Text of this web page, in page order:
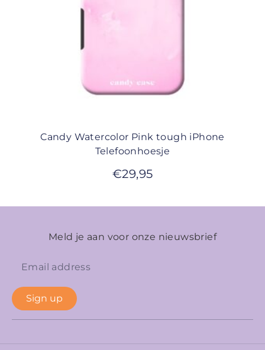
Candy Watercolor Pink tough iPhone
Telefoonhoesje
€29,95
Meld je aan voor onze nieuwsbrief
Sign up